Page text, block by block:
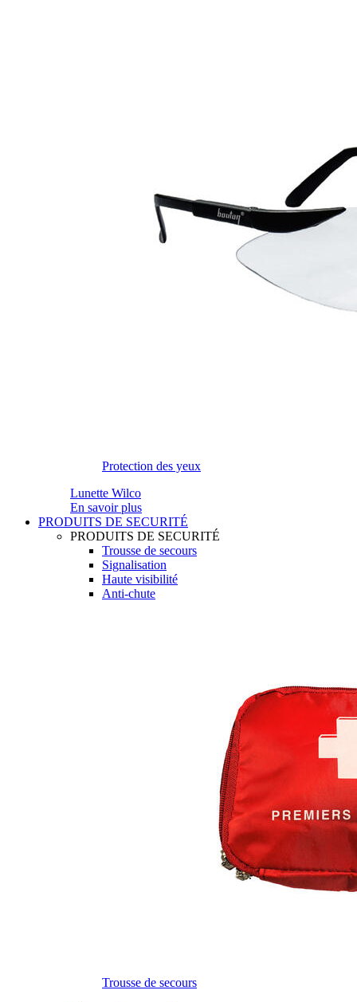
Protection des yeux
Lunette Wilco
En savoir plus
PRODUITS DE SECURITÉ
PRODUITS DE SECURITÉ
Trousse de secours
Signalisation
Haute visibilité
Anti-chute
Trousse de secours